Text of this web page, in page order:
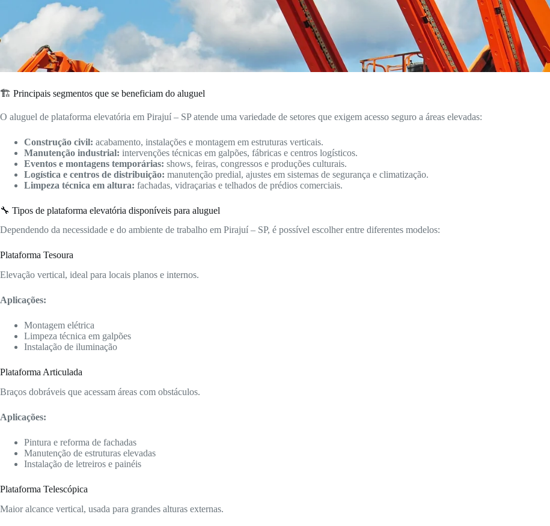
🏗️ Principais segmentos que se beneficiam do aluguel
O aluguel de plataforma elevatória em Pirajuí – SP atende uma variedade de setores que exigem acesso seguro a áreas elevadas:
Construção civil: acabamento, instalações e montagem em estruturas verticais.
Manutenção industrial: intervenções técnicas em galpões, fábricas e centros logísticos.
Eventos e montagens temporárias: shows, feiras, congressos e produções culturais.
Logística e centros de distribuição: manutenção predial, ajustes em sistemas de segurança e climatização.
Limpeza técnica em altura: fachadas, vidraçarias e telhados de prédios comerciais.
🔧 Tipos de plataforma elevatória disponíveis para aluguel
Dependendo da necessidade e do ambiente de trabalho em Pirajuí – SP, é possível escolher entre diferentes modelos:
Plataforma Tesoura
Elevação vertical, ideal para locais planos e internos.
Aplicações:
Montagem elétrica
Limpeza técnica em galpões
Instalação de iluminação
Plataforma Articulada
Braços dobráveis que acessam áreas com obstáculos.
Aplicações:
Pintura e reforma de fachadas
Manutenção de estruturas elevadas
Instalação de letreiros e painéis
Plataforma Telescópica
Maior alcance vertical, usada para grandes alturas externas.